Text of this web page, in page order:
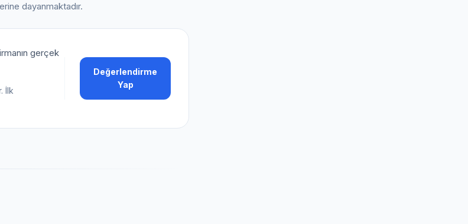
dayanmaktadır.
gerçek
İlk
Değerlendirme
Yap